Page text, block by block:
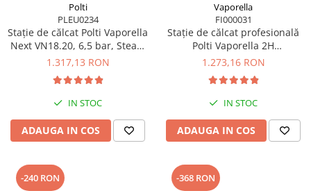
Polti
PLEU0234
Stație de călcat Polti Vaporella
Next VN18.20, 6,5 bar, Steam
Pulse 400 g
1.317,13 RON
IN STOC
ADAUGA IN COS
Vaporella
FI000031
Stație de călcat profesională
Polti Vaporella 2H
Professional, 3 bar, 80 g/min
1.273,16 RON
IN STOC
ADAUGA IN COS
-240 RON -368 RON